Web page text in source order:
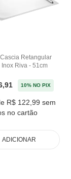
Retangular
Riva - 51cm
10% NO PIX
R$ 122,99 sem
no cartão
ADICIONAR